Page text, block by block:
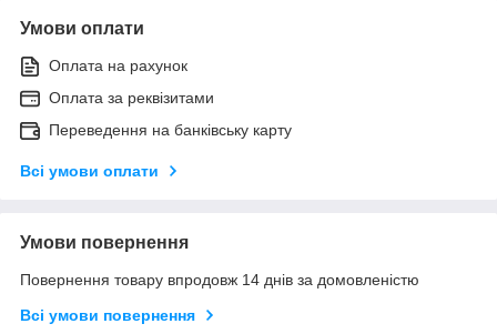
Умови оплати
Оплата на рахунок
Оплата за реквізитами
Переведення на банківську карту
Всі умови оплати
Умови повернення
Повернення товару впродовж 14 днів за домовленістю
Всі умови повернення